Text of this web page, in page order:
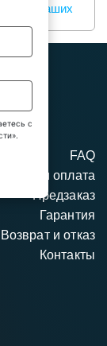
с
в наших
FAQ
и оплата
Предзаказ
Гарантия
Возврат и отказ
Контакты